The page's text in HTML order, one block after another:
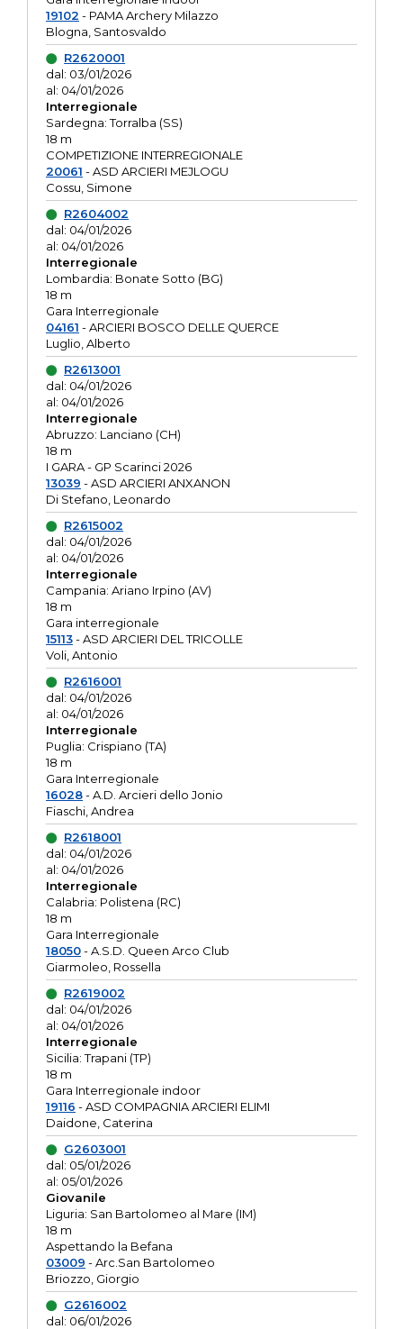
19102 - PAMA Archery Milazzo
Blogna, Santosvaldo
R2620001
dal: 03/01/2026
al: 04/01/2026
Interregionale
Sardegna: Torralba (SS)
18 m
COMPETIZIONE INTERREGIONALE
20061 - ASD ARCIERI MEJLOGU
Cossu, Simone
R2604002
dal: 04/01/2026
al: 04/01/2026
Interregionale
Lombardia: Bonate Sotto (BG)
18 m
Gara Interregionale
04161 - ARCIERI BOSCO DELLE QUERCE
Luglio, Alberto
R2613001
dal: 04/01/2026
al: 04/01/2026
Interregionale
Abruzzo: Lanciano (CH)
18 m
I GARA - GP Scarinci 2026
13039 - ASD ARCIERI ANXANON
Di Stefano, Leonardo
R2615002
dal: 04/01/2026
al: 04/01/2026
Interregionale
Campania: Ariano Irpino (AV)
18 m
Gara interregionale
15113- ASD ARCIERI DEL TRICOLLE
Voli, Antonio
R2616001
dal: 04/01/2026
al: 04/01/2026
Interregionale
Puglia: Crispiano (TA)
18 m
Gara Interregionale
16028- A.D. Arcieri dello Jonio
Fiaschi, Andrea
R2618001
dal: 04/01/2026
al: 04/01/2026
Interregionale
Calabria: Polistena (RC)
18 m
Gara Interregionale
18050- A.S.D. Queen Arco Club
Giarmoleo, Rossella
R2619002
dal: 04/01/2026
al: 04/01/2026
Interregionale
Sicilia: Trapani (TP)
18 m
Gara Interregionale indoor
19116 - ASD COMPAGNIA ARCIERI ELIMI
Daidone, Caterina
G2603001
dal: 05/01/2026
al: 05/01/2026
Giovanile
Liguria: San Bartolomeo al Mare (IM)
18 m
Aspettando la Befana
03009 - Arc.San Bartolomeo
Briozzo, Giorgio
G2616002
dal: 06/01/2026